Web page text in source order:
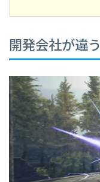
開発会社が違う